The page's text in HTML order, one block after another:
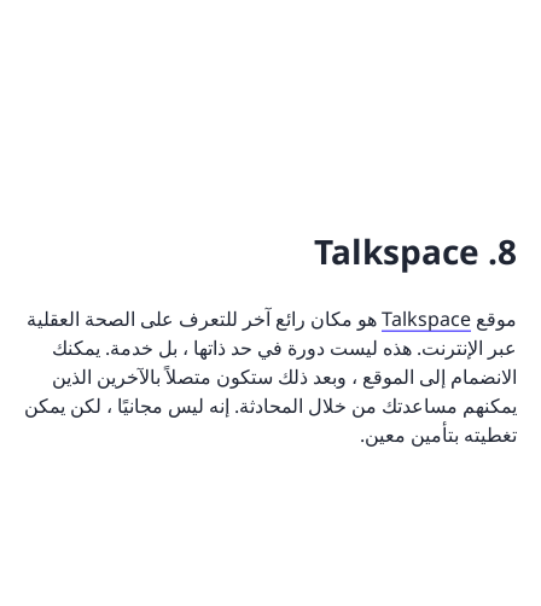
8. Talkspace
موقع Talkspaceهو مكان رائع آخر للتعرف على الصحة العقلية
عبر الإنترنت. هذه ليست دورة في حد ذاتها ، بل خدمة. يمكنك
الانضمام إلى الموقع ، وبعد ذلك ستكون متصلاً بالآخرين الذين
يمكنهم مساعدتك من خلال المحادثة. إنه ليس مجانيًا ، لكن يمكن
تغطيته بتأمين معين.